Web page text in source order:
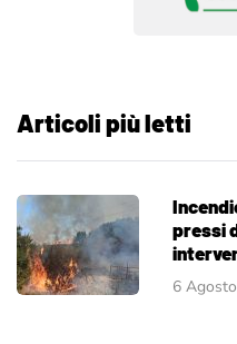
Articoli più letti
pressi
6